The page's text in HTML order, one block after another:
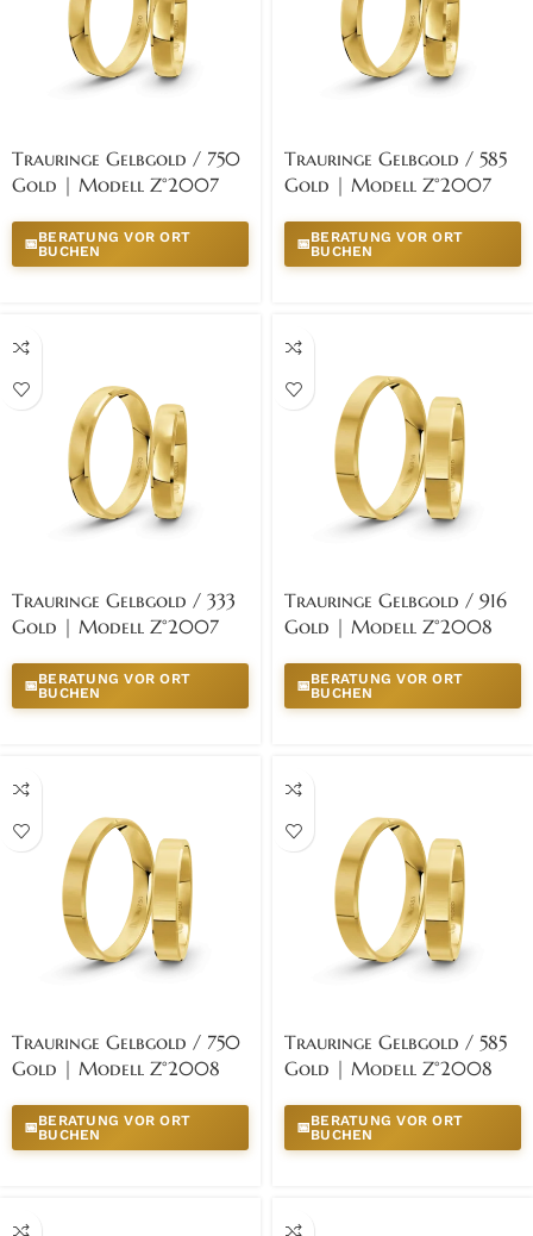
Trauringe Gelbgold / 750
Gold | Modell Z°2007
📅BERATUNG VOR ORT
BUCHEN
Trauringe Gelbgold / 585
Gold | Modell Z°2007
📅BERATUNG VOR ORT
BUCHEN
Trauringe Gelbgold / 333
Gold | Modell Z°2007
📅BERATUNG VOR ORT
BUCHEN
Trauringe Gelbgold / 916
Gold | Modell Z°2008
📅BERATUNG VOR ORT
BUCHEN
Trauringe Gelbgold / 750
Gold | Modell Z°2008
📅BERATUNG VOR ORT
BUCHEN
Trauringe Gelbgold / 585
Gold | Modell Z°2008
📅BERATUNG VOR ORT
BUCHEN